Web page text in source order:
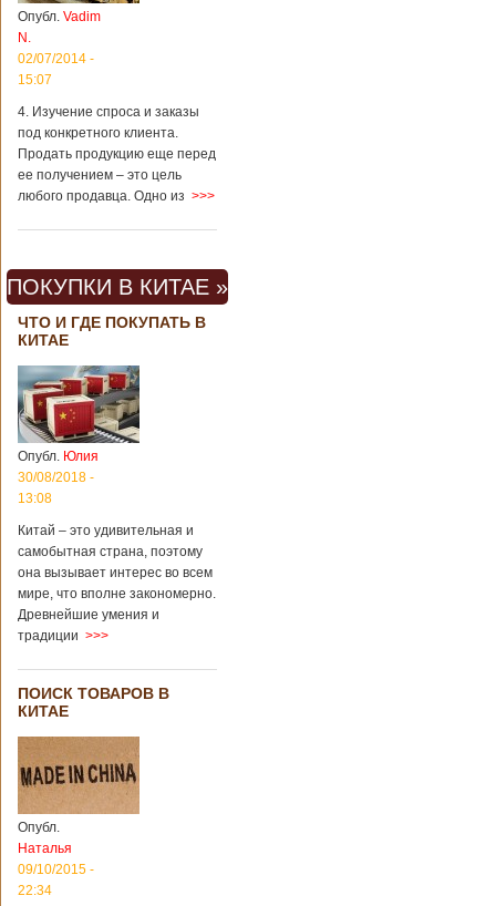
Опубл. Vadim
N.
02/07/2014 -
15:07
4. Изучение спроса и заказы
под конкретного клиента.
Продать продукцию еще перед
ее получением – это цель
любого продавца. Одно из >>>
ПОКУПКИ В КИТАЕ »
ЧТО И ГДЕ ПОКУПАТЬ В
КИТАЕ
Опубл. Юлия
30/08/2018 -
13:08
Китай – это удивительная и
самобытная страна, поэтому
она вызывает интерес во всем
мире, что вполне закономерно.
Древнейшие умения и
традиции >>>
ПОИСК ТОВАРОВ В
КИТАЕ
Опубл.
Наталья
09/10/2015 -
22:34